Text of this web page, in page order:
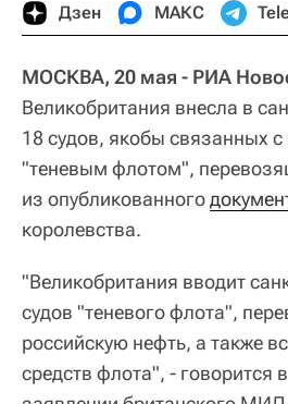
Дзен МАКС
МОСКВА, 20 мая - РИА
Великобритания внесла в
18 судов, якобы связанных
"теневым флотом",
из опубликованного
королевства.
"Великобритания вводит
судов "теневого флота",
российскую нефть, а также
средств флота", - говорится